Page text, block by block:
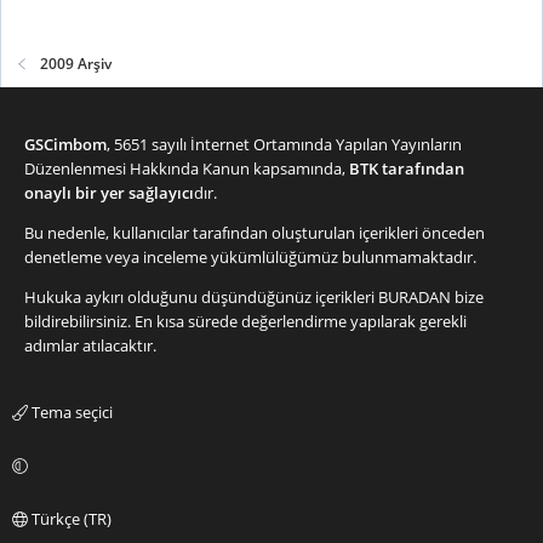
Turkspor.net istihbarat kaynakları görüşmenin bir saat kadar
önce bittiğini büyük ölçüde anlaşma sağlandığı haberini verdiler..
Arada sadece bir kaç yüz birlik fark kaldığını ancak bunun da
HOULLİER KENDİNE GÜVENİYOR.. ANLAŞMA BİR SENELİK..
olursam önünüzü açmış olurum.. G.Saray'ı istediğiniz hedeflere
Bir senelik anlaşma üzerine yapılan görüşmeler sonunda arada
2009 Arşiv
GSCimbom, 5651 sayılı İnternet Ortamında Yapılan Yayınların
Düzenlenmesi Hakkında Kanun kapsamında, BTK tarafından
onaylı bir yer sağlayıcıdır.
Bu nedenle, kullanıcılar tarafından oluşturulan içerikleri önceden
denetleme veya inceleme yükümlülüğümüz bulunmamaktadır.
Hukuka aykırı olduğunu düşündüğünüz içerikleri BURADAN bize
bildirebilirsiniz. En kısa sürede değerlendirme yapılarak gerekli
adımlar atılacaktır.
Tema seçici
Türkçe (TR)